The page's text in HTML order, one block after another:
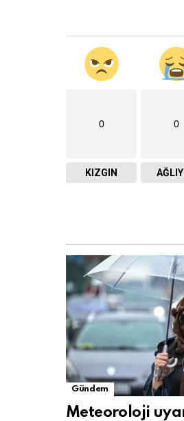
0
KIZGIN
0
Gündem
Meteoroloji